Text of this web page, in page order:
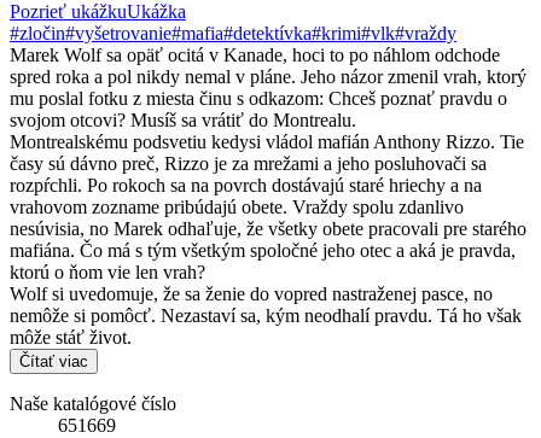
Pozrieť ukážkuUkážka
#zločin#vyšetrovanie#mafia#detektívka#krimi#vlk#vraždy
Marek Wolf sa opäť ocitá v Kanade, hoci to po náhlom odchode
spred roka a pol nikdy nemal v pláne. Jeho názor zmenil vrah, ktorý
mu poslal fotku z miesta činu s odkazom: Chceš poznať pravdu o
svojom otcovi? Musíš sa vrátiť do Montrealu.
Montrealskému podsvetiu kedysi vládol mafián Anthony Rizzo. Tie
časy sú dávno preč, Rizzo je za mrežami a jeho posluhovači sa
rozpŕchli. Po rokoch sa na povrch dostávajú staré hriechy a na
vrahovom zozname pribúdajú obete. Vraždy spolu zdanlivo
nesúvisia, no Marek odhaľuje, že všetky obete pracovali pre starého
mafiána. Čo má s tým všetkým spoločné jeho otec a aká je pravda,
ktorú o ňom vie len vrah?
Wolf si uvedomuje, že sa ženie do vopred nastraženej pasce, no
nemôže si pomôcť. Nezastaví sa, kým neodhalí pravdu. Tá ho však
môže stáť život.
Čítať viac
Naše katalógové číslo
651669